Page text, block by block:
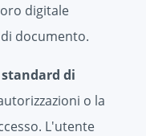
digitale
documento.
di
o la
L'utente